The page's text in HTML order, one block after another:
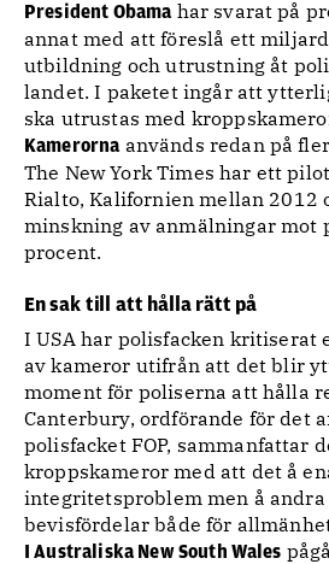
President Obama har svarat på
annat med att föreslå ett
utbildning och utrustning åt
landet. I paketet ingår att
ska utrustas med
Kamerorna används redan på
The New York Times har ett
Rialto, Kalifornien mellan 2012
minskning av anmälningar mot
procent.
En sak till att hålla rätt på
I USA har polisfacken kritiserat
av kameror utifrån att det blir
moment för poliserna att hålla
Canterbury, ordförande för det
polisfacket FOP, sammanfattar
kroppskameror med att det å
integritetsproblem men å andra
bevisfördelar både för
I Australiska New South Wales